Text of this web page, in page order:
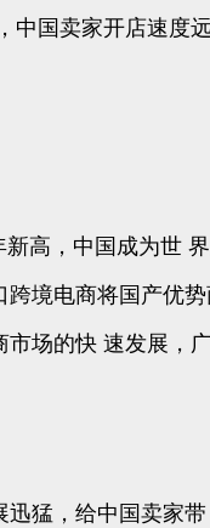
中国卖家开店速度
高，中国成为世
境电商将国产优
场的快 速发展，
猛，给中国卖家